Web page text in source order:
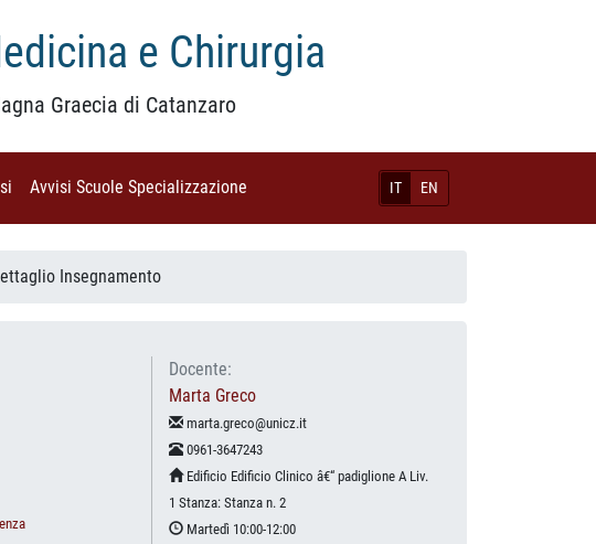
e Chirurgia
Graecia di Catanzaro
IT EN
(current)
Avvisi Scuole Specializzazione
Insegnamento
Docente:
Marta Greco
marta.greco@unicz.it
0961-3647243
Edificio Edificio Clinico â€“ padiglione A Liv.
1 Stanza: Stanza n. 2
Martedì 10:00-12:00